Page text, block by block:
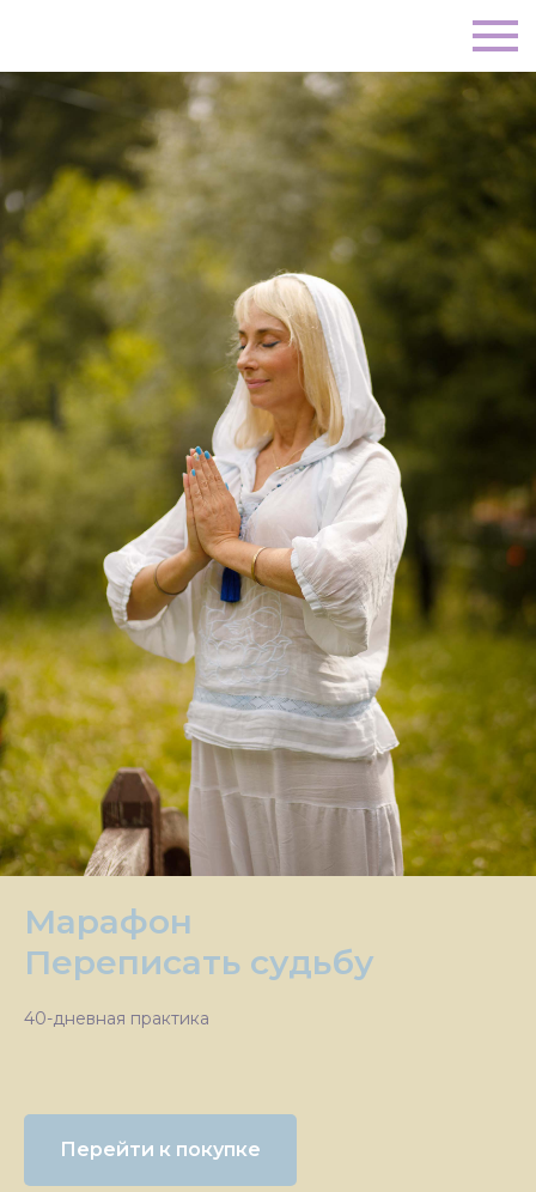
Марафон
Переписать судьбу
40-дневная практика
Перейти к покупке